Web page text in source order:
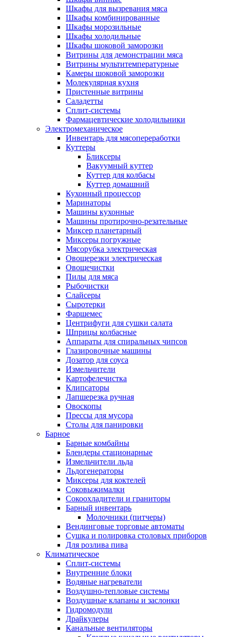
Шкафы для вызревания мяса
Шкафы комбинированные
Шкафы морозильные
Шкафы холодильные
Шкафы шоковой заморозки
Витрины для демонстрации мяса
Витрины мультитемпературные
Камеры шоковой заморозки
Молекулярная кухня
Пристенные витрины
Саладетты
Сплит-системы
Фармацевтические холодильники
Электромеханическое
Инвентарь для мясопереработки
Куттеры
Бликсеры
Вакуумный куттер
Куттер для колбасы
Куттер домашний
Кухонный процессор
Маринаторы
Машины кухонные
Машины протирочно-резательные
Миксер планетарный
Миксеры погружные
Мясорубка электрическая
Овощерезки электрическая
Овощечистки
Пилы для мяса
Рыбочистки
Слайсеры
Сыротерки
Фаршемес
Центрифуги для сушки салата
Шприцы колбасные
Аппараты для спиральных чипсов
Глазировочные машины
Дозатор для соуса
Измельчители
Картофелечистка
Клипсаторы
Лапшерезка ручная
Овоскопы
Прессы для мусора
Столы для панировки
Барное
Барные комбайны
Блендеры стационарные
Измельчители льда
Льдогенераторы
Миксеры для коктелей
Соковыжималки
Сокоохладители и граниторы
Барный инвентарь
Молочники (питчеры)
Вендинговые торговые автоматы
Сушка и полировка столовых приборов
Для розлива пива
Климатическое
Сплит-системы
Внутренние блоки
Водяные нагреватели
Воздушно-тепловые системы
Воздушные клапаны и заслонки
Гидромодули
Драйкулеры
Канальные вентиляторы